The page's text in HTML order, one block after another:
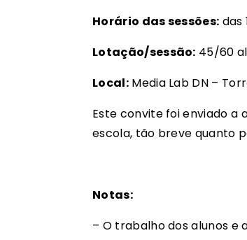
Horário das sessões: das
Lotação/sessão: 45/60
Local:Media Lab DN –
Este convite foi enviado a
escola, tão breve quanto
Notas:
– O trabalho dos alunos e